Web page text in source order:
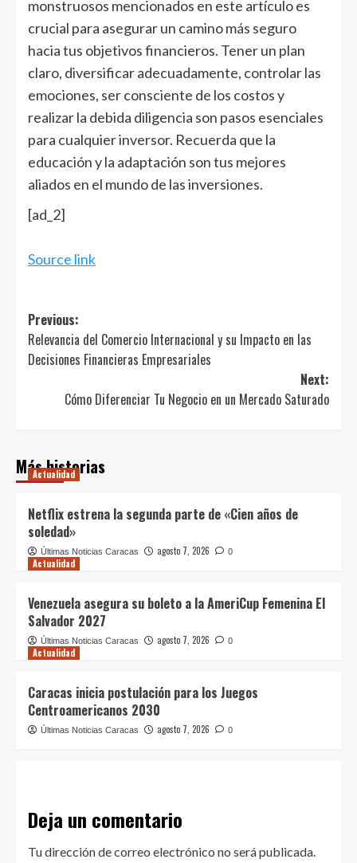
monstruosos mencionados en este artículo es
crucial para asegurar un camino más seguro
hacia tus objetivos financieros. Tener un plan
claro, diversificar adecuadamente, controlar las
emociones, ser consciente de los costos y
realizar la debida diligencia son pasos esenciales
para cualquier inversor. Recuerda que la
educación y la adaptación son tus mejores
aliados en el mundo de las inversiones.
[ad_2]
Source link
Post
navigation
Previous:
Relevancia del Comercio Internacional y su Impacto en las
Decisiones Financieras Empresariales
Next:
Cómo Diferenciar Tu Negocio en un Mercado Saturado
Más historias
Actualidad
Netflix estrena la segunda parte de «Cien años de
soledad»
Últimas Noticias Caracas agosto 7, 2026 0
Actualidad
Venezuela asegura su boleto a la AmeriCup Femenina El
Salvador 2027
Últimas Noticias Caracas agosto 7, 2026 0
Actualidad
Caracas inicia postulación para los Juegos
Centroamericanos 2030
Últimas Noticias Caracas agosto 7, 2026 0
Deja un comentario
Tu dirección de correo electrónico no será publicada.